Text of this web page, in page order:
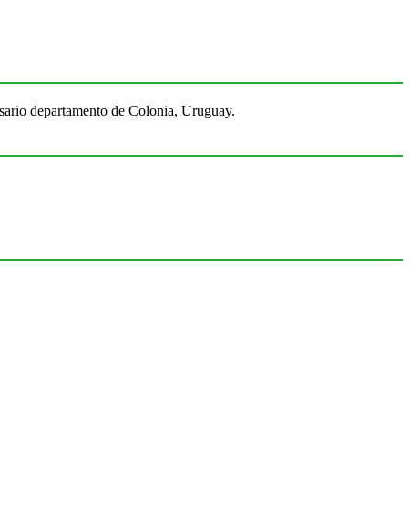
departamento de Colonia, Uruguay.